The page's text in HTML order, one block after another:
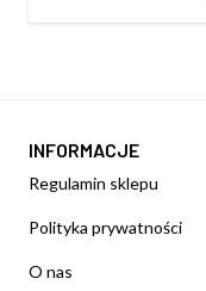
INFORMACJE
Regulamin sklepu
Polityka prywatności
O nas